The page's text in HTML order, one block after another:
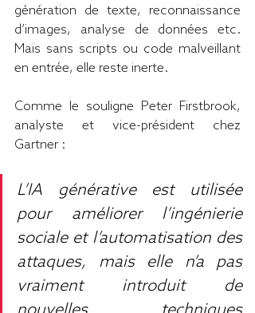
génération de texte, reconnaissance
d’images, analyse de données etc.
Mais sans scripts ou code malveillant
en entrée, elle reste inerte.
Comme le souligne Peter Firstbrook,
analyste et vice-président chez
Gartner :
L’IA générative est utilisée
pour améliorer l’ingénierie
sociale et l’automatisation des
attaques, mais elle n’a pas
vraiment introduit de